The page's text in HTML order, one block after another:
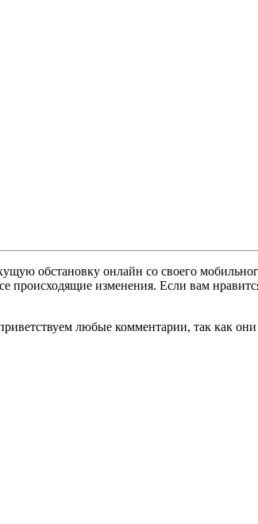
обстановку онлайн со своего
происходящие изменения. Если вам
любые комментарии, так как